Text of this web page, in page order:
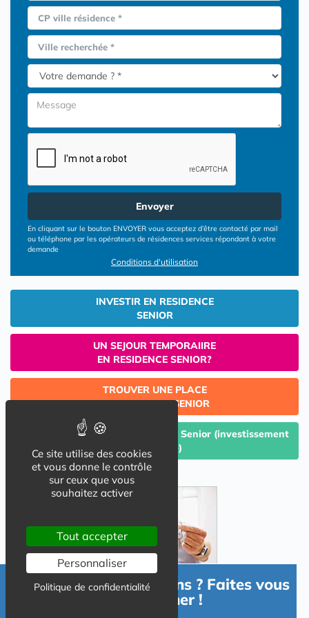
CP ville résidence *
Ville recherchée *
Envoyer
En cliquant sur le bouton ENVOYER vous acceptez d’être contacté par mail
ou téléphone par les opérateurs de résidences services répondant à votre
demande
Conditions d'utilisation
INVESTIR EN RESIDENCE
SENIOR
UN SEJOUR TEMPORAIIRE
EN RESIDENCE SENIOR?
TROUVER UNE PLACE
EN RESIDENCE SENIOR
Céder un lot acquis en Résidence Senior (investissement
Lmp/Lmnp)
Besoin d'informations ? Faites vous
accompagner !
Ce site utilise des cookies
et vous donne le contrôle
sur ceux que vous
souhaitez activer
Tout accepter
Personnaliser
Politique de confidentialité